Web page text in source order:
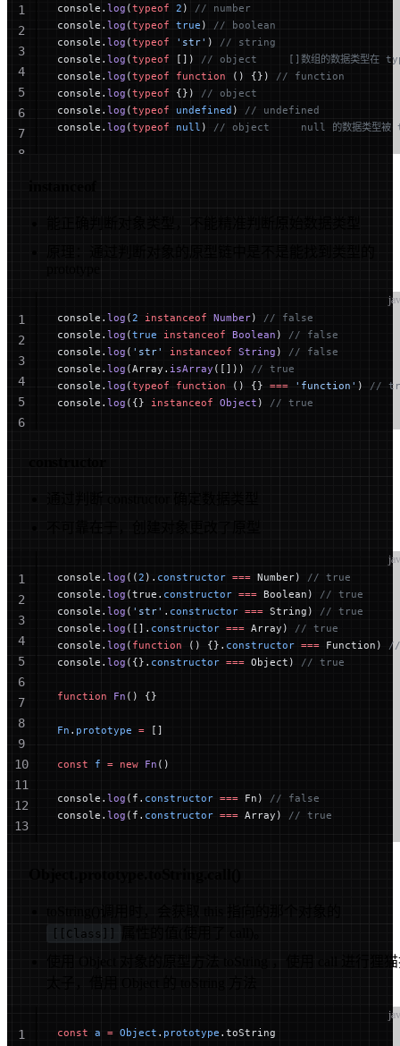
console. log (typeof 2 ) // number
console. log (typeof true ) // boolean
console. log (typeof 'str' ) // string
console. log (typeof []) // object     []数组的数据类型在
console. log (typeof function () {}) // function
console. log (typeof {}) // object
console. log (typeof undefined ) // undefined
console. log (typeof null ) // object     null 的数据类型被
1
2
3
4
5
6
7
8
能正确判断对象类型，不能精准判断原始数据类型
原理：通过判断对象的原型链中是不是能找到类型的
console. log (2 instanceof Number) // false
console. log (true instanceof Boolean ) // false
console. log ( 'str' instanceof String ) // false
console. log (Array. isArray ([])) // true
console. log (typeof function () {} === 'function' ) //
console. log ({} instanceof Object ) // true
1
2
3
4
5
6
constructor
通过判断 constructor 确定数据类型
不可靠在于，创建对象更改了原型
console. log ((2 ). constructor === Number) // true
console. log (true. constructor === Boolean) // true
console. log ( 'str' . constructor === String) // true
console. log ([]. constructor === Array) // true
console. log ( function () {}. constructor === Function)
console. log ({}. constructor === Object) // true
function Fn () {}
Fn . prototype = []
const f = new Fn ()
console. log (f. constructor === Fn) // false
console. log (f. constructor === Array) // true
1
2
3
4
5
6
7
8
9
10
11
12
13
toString()调用时，会获取 this 指向的那个对象的
[[Class]]
属性的值(使用了 call)。
使用 Object 对象的原型方法 toString ，使用 call 进行狸
太子，借用 Object 的 toString 方法
const a = Object . prototype .toString
1